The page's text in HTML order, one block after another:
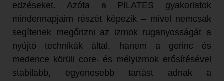
edzéseket. Azóta a PILATES gyakorlatok
mindennapjaim részét képezik – mivel nemcsak
segítenek megőrizni az izmok ruganyosságát a
nyújtó technikák által, hanem a gerinc és
medence körüli core- és mélyizmok erősítésével
stabilabb, egyenesebb tartást adnak a